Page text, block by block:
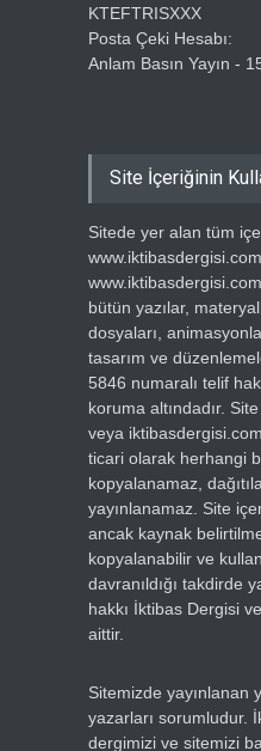
KTEFTRISXXX
Posta Çeki Hesabı:
Anlam Basın Yayın -
Site İçeriğinin
Sitede yer alan tüm
bütün yazılar,
dosyaları,
tasarım ve
5846 numaralı telif
koruma altındadır.
veya
ticari olarak herhangi
kopyalanamaz,
yayınlanamaz. Site
ancak kaynak
kopyalanabilir ve
davranıldığı takdirde
hakkı İktibas Dergisi
aittir.
Sitemizde yayınlanan
yazarları sorumludur.
dergimizi ve sitemizi